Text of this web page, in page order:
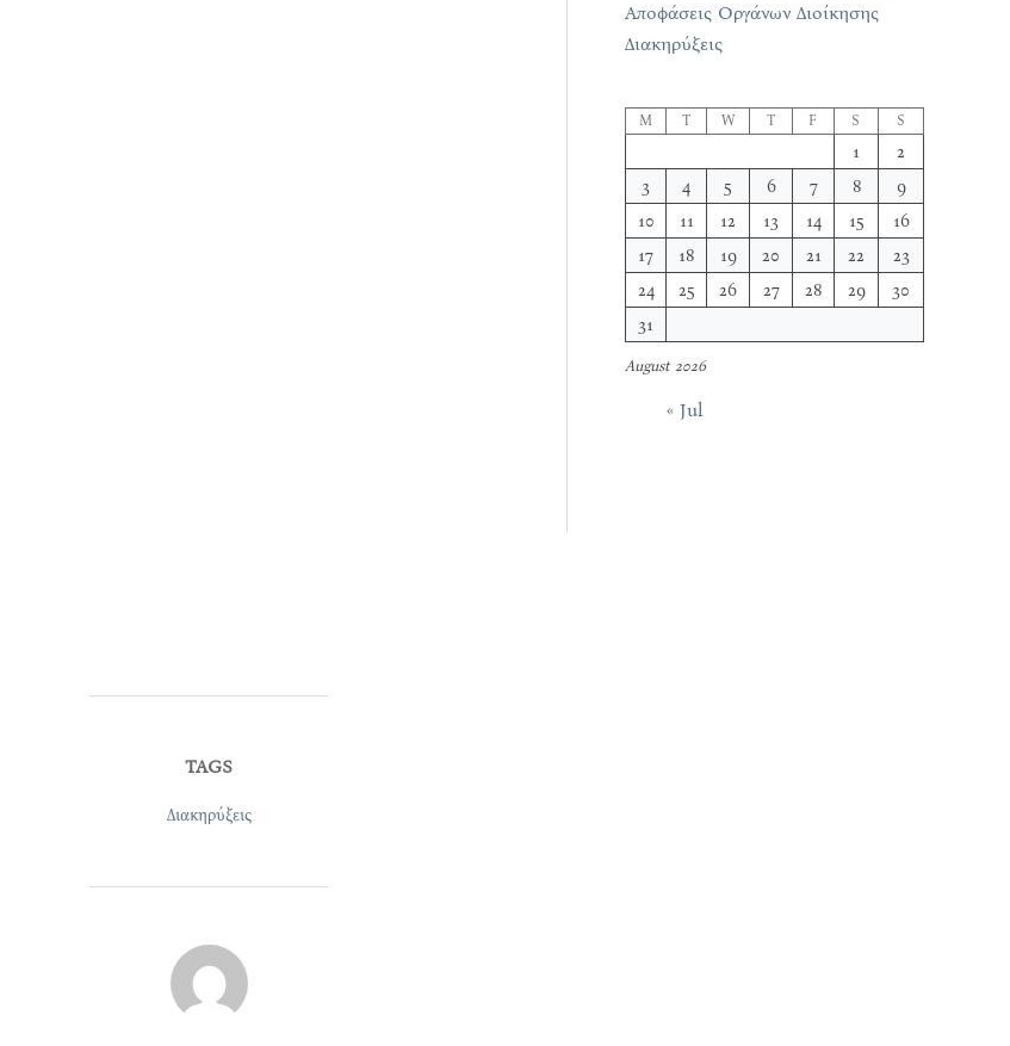
Αποφάσεις Οργάνων Διοίκησης
Διακηρύξεις
August 2026
M T W T F S S
1
2
3
4 5 6 7 8
9
10
11 12 13 14 15
16
17
18 19 20 21 22
23
24
25 26 27 28 29
30
31
« Jul
TAGS
Διακηρύξεις
POST AUTHOR